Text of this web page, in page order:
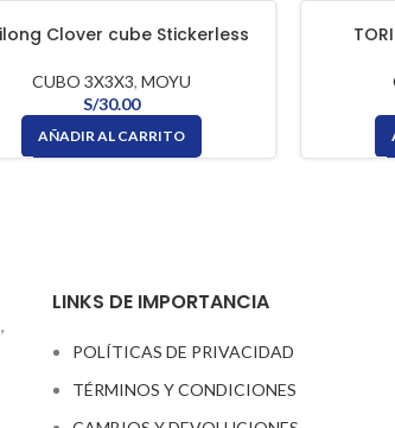
Clover cube Stickerless
CUBO 3X3X3, MOYU
S/30.00
AÑADIR AL CARRITO
LINKS DE IMPORTANCIA
POLÍTICAS DE PRIVACIDAD
TÉRMINOS Y CONDICIONES